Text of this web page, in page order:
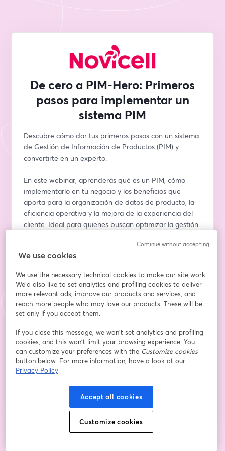
De cero a PIM-Hero: Primeros
pasos para implementar un
sistema PIM
Descubre cómo dar tus primeros pasos con un sistema
de Gestión de Información de Productos (PIM) y
convertirte en un experto.
En este webinar, aprenderás qué es un PIM, cómo
implementarlo en tu negocio y los beneficios que
aporta para la organización de datos de producto, la
eficiencia operativa y la mejora de la experiencia del
cliente. Ideal para quienes buscan optimizar la gestión
ชื่อ *
นามสกุล*
ลงทะเบียน
ลงทะเบียนแล้วหรือยัง?เข้าร่วมที่นี่
We use cookies
We use the necessary technical cookies to make our site work.
We'd also like to set analytics and profiling cookies to deliver
more relevant ads, improve our products and services, and
reach more people who may love our products. These will be
set only if you accept them.
If you close this message, we won’t set analytics and profiling
cookies, and this won’t limit your browsing experience. You
can customize your preferences with the Customize cookies
button below. For more information, have a look at our
Privacy Policy
Accept all cookies
Customize cookies
Continue without accepting